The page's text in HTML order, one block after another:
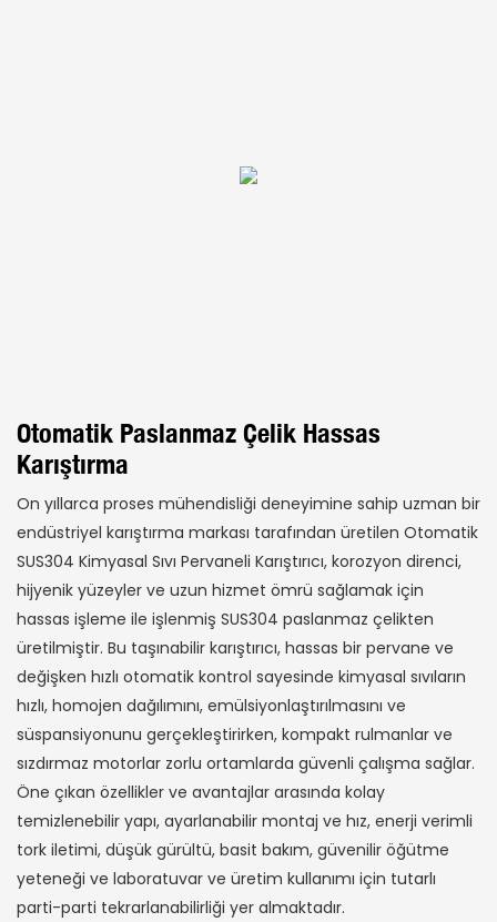
Otomatik Paslanmaz Çelik Hassas
Karıştırma
On yıllarca proses mühendisliği deneyimine sahip uzman bir
endüstriyel karıştırma markası tarafından üretilen Otomatik
SUS304 Kimyasal Sıvı Pervaneli Karıştırıcı, korozyon direnci,
hijyenik yüzeyler ve uzun hizmet ömrü sağlamak için
hassas işleme ile işlenmiş SUS304 paslanmaz çelikten
üretilmiştir. Bu taşınabilir karıştırıcı, hassas bir pervane ve
değişken hızlı otomatik kontrol sayesinde kimyasal sıvıların
hızlı, homojen dağılımını, emülsiyonlaştırılmasını ve
süspansiyonunu gerçekleştirirken, kompakt rulmanlar ve
sızdırmaz motorlar zorlu ortamlarda güvenli çalışma sağlar.
Öne çıkan özellikler ve avantajlar arasında kolay
temizlenebilir yapı, ayarlanabilir montaj ve hız, enerji verimli
tork iletimi, düşük gürültü, basit bakım, güvenilir öğütme
yeteneği ve laboratuvar ve üretim kullanımı için tutarlı
parti-parti tekrarlanabilirliği yer almaktadır.